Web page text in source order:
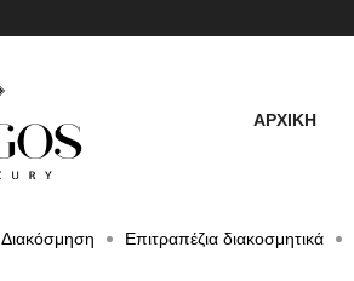
ΑΡΧΙΚΗ
Διακόσμηση Επιτραπέζια διακοσμητικά